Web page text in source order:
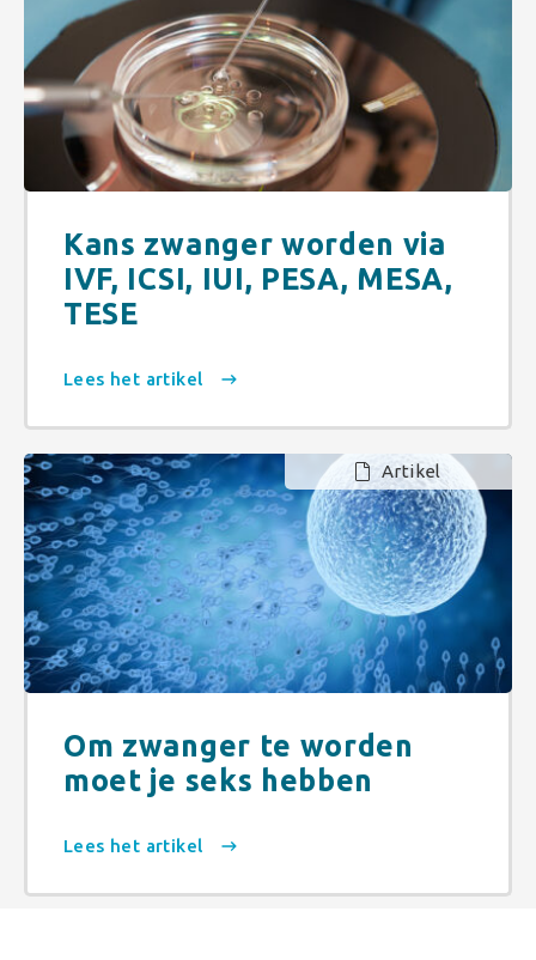
Kans zwanger worden via
IVF, ICSI, IUI, PESA, MESA,
TESE
Lees het artikel
Artikel
Om zwanger te worden
moet je seks hebben
Lees het artikel